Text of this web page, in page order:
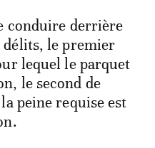
conduire derrière
délits, le premier
lequel le parquet
le second de
peine requise est